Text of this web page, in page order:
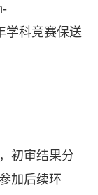
学科竞赛保送
初审结果分
加后续环